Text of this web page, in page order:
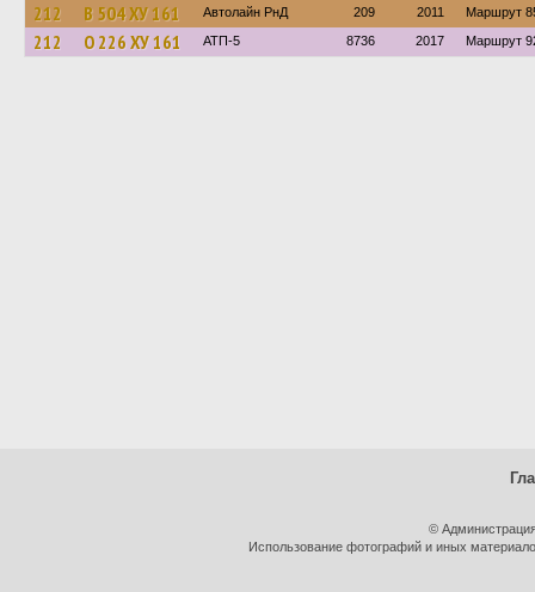
212 В 504 ХУ 161 Автолайн РнД 209 2011 Маршрут
212 О 226 ХУ 161 АТП-5 8736 2017 Маршрут
©
Использование фотографий и иных